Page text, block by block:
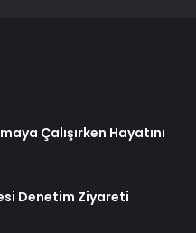
Çalışırken Hayatını
Denetim Ziyareti